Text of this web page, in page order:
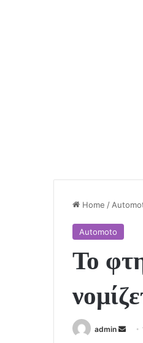
Home /
Automoto
Το
admin
Send